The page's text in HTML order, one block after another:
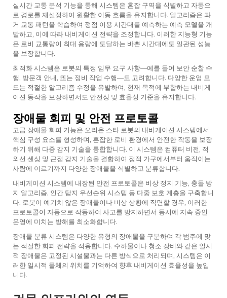
실시간 교통 분석 기능을 통해 시스템은 혼잡 구역을 식별하고 자동으
로 경로를 재설정하여 원활한 이동 흐름을 유지합니다. 알고리즘은 과
거 교통 패턴을 학습하여 정점 이용 시간대를 예측하는 예측 모델을 개
발하고, 이에 따라 내비게이션 전략을 조정합니다. 이러한 지능형 기능
은 로비 교통량이 최대 용량에 도달하는 바쁜 시간대에도 일관된 성능
을 보장합니다.
최적화 시스템은 로봇의 특정 임무 요구 사항—예를 들어 보안 순찰 수
행, 방문객 안내, 또는 정비 작업 수행—도 고려합니다. 다양한 운영 모
드는 적절한 알고리즘 수정을 유발하여, 현재 목적에 부합하는 내비게
이션 동작을 보장하면서도 안전성 및 효율성 기준을 유지합니다.
장애물 회피 및 안전 프로토콜
고급 장애물 회피 기능은 오리온 스타 로봇의 내비게이션 시스템에서
핵심 구성 요소를 형성하며, 혼잡한 로비 환경에서 안전한 작동을 보장
하기 위해 다중 감지 기술을 통합합니다. 이 시스템은 컴퓨터 비전, 적
외선 센싱 및 근접 감지 기술을 결합하여 정적 가구에서부터 움직이는
사람에 이르기까지 다양한 장애물을 식별하고 분류합니다.
내비게이션 시스템에 내장된 안전 프로토콜은 비상 정지 기능, 충돌 방
지 알고리즘, 인간 탐지 우선순위 시스템 등 다중 보호 계층을 구축합니
다. 로봇이 예기치 않은 장애물이나 비상 상황에 직면할 경우, 이러한
프로토콜이 자동으로 작동하여 사고를 방지하면서 동시에 지속 중인
운영에 미치는 방해를 최소화합니다.
장애물 분류 시스템은 다양한 유형의 장애물을 구분하여 각 범주에 맞
는 적절한 회피 전략을 적용합니다. 수하물이나 청소 장비와 같은 일시
적 장애물은 고정된 시설물과는 다른 방식으로 처리되며, 시스템은 이
러한 일시적 물체의 위치를 기억하여 향후 내비게이션 효율성을 높입
니다.